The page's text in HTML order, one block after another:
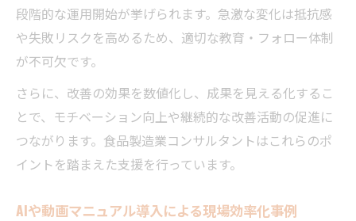
段階的な運用開始が挙げられます。急激な変化は抵抗感
や失敗リスクを高めるため、適切な教育・フォロー体制
が不可欠です。
さらに、改善の効果を数値化し、成果を見える化するこ
とで、モチベーション向上や継続的な改善活動の促進に
つながります。食品製造業コンサルタントはこれらのポ
イントを踏まえた支援を行っています。
AIや動画マニュアル導入による現場効率化事例